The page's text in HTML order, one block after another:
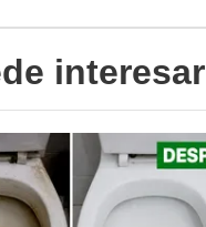
interesar